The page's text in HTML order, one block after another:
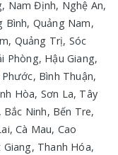
Nam Định, Nghệ An,
Bình, Quảng Nam,
Quảng Trị, Sóc
Phòng, Hậu Giang,
Bình Thuận,
Hòa, Sơn La, Tây
Ninh, Bến Tre,
Cà Mau, Cao
Thanh Hóa,